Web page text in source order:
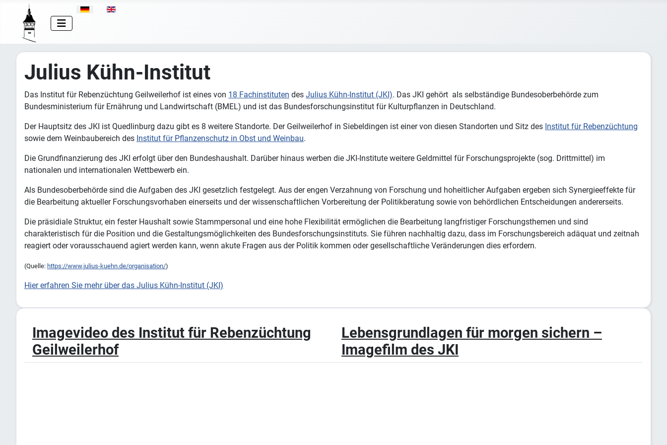
Sprache auswählen
Julius Kühn-Institut
Das Institut für Rebenzüchtung Geilweilerhof ist eines von 18 Fachinstituten des Julius Kühn-Institut (JKI). Das JKI gehört als selbständige Bundesoberbehörde zum
Bundesministerium für Ernährung und Landwirtschaft (BMEL) und ist das Bundesforschungsinstitut für Kulturpflanzen in Deutschland.
Der Hauptsitz des JKI ist Quedlinburg dazu gibt es 8 weitere Standorte. Der Geilweilerhof in Siebeldingen ist einer von diesen Standorten und Sitz des Institut für Rebenzüchtung
sowie dem Weinbaubereich des Institut für Pflanzenschutz in Obst und Weinbau.
Die Grundfinanzierung des JKI erfolgt über den Bundeshaushalt. Darüber hinaus werben die JKI-Institute weitere Geldmittel für Forschungsprojekte (sog. Drittmittel) im
nationalen und internationalen Wettbewerb ein.
Als Bundesoberbehörde sind die Aufgaben des JKI gesetzlich festgelegt. Aus der engen Verzahnung von Forschung und hoheitlicher Aufgaben ergeben sich Synergieeffekte für
die Bearbeitung aktueller Forschungsvorhaben einerseits und der wissenschaftlichen Vorbereitung der Politikberatung sowie von behördlichen Entscheidungen andererseits.
Die präsidiale Struktur, ein fester Haushalt sowie Stammpersonal und eine hohe Flexibilität ermöglichen die Bearbeitung langfristiger Forschungsthemen und sind
charakteristisch für die Position und die Gestaltungsmöglichkeiten des Bundesforschungsinstituts. Sie führen nachhaltig dazu, dass im Forschungsbereich adäquat und zeitnah
reagiert oder vorausschauend agiert werden kann, wenn akute Fragen aus der Politik kommen oder gesellschaftliche Veränderungen dies erfordern.
(Quelle: https://www.julius-kuehn.de/organisation/)
Hier erfahren Sie mehr über das Julius Kühn-Institut (JKI)
Imagevideo des Institut für Rebenzüchtung
Geilweilerhof
Lebensgrundlagen für morgen sichern –
Imagefilm des JKI